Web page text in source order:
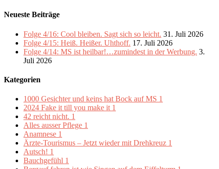
Neueste Beiträge
Folge 4/16: Cool bleiben. Sagt sich so leicht. 31. Juli 2026
Folge 4/15: Heiß. Heißer. Uhthoff. 17. Juli 2026
Folge 4/14: MS ist heilbar!…zumindest in der Werbung. 3.
Juli 2026
Kategorien
1000 Gesichter und keins hat Bock auf MS 1
2024 Fake it till you make it 1
42 reicht nicht. 1
Alles ausser Pflege 1
Anamnese 1
Ärzte-Tourismus – Jetzt wieder mit Drehkreuz 1
Autsch! 1
Bauchgefühl 1